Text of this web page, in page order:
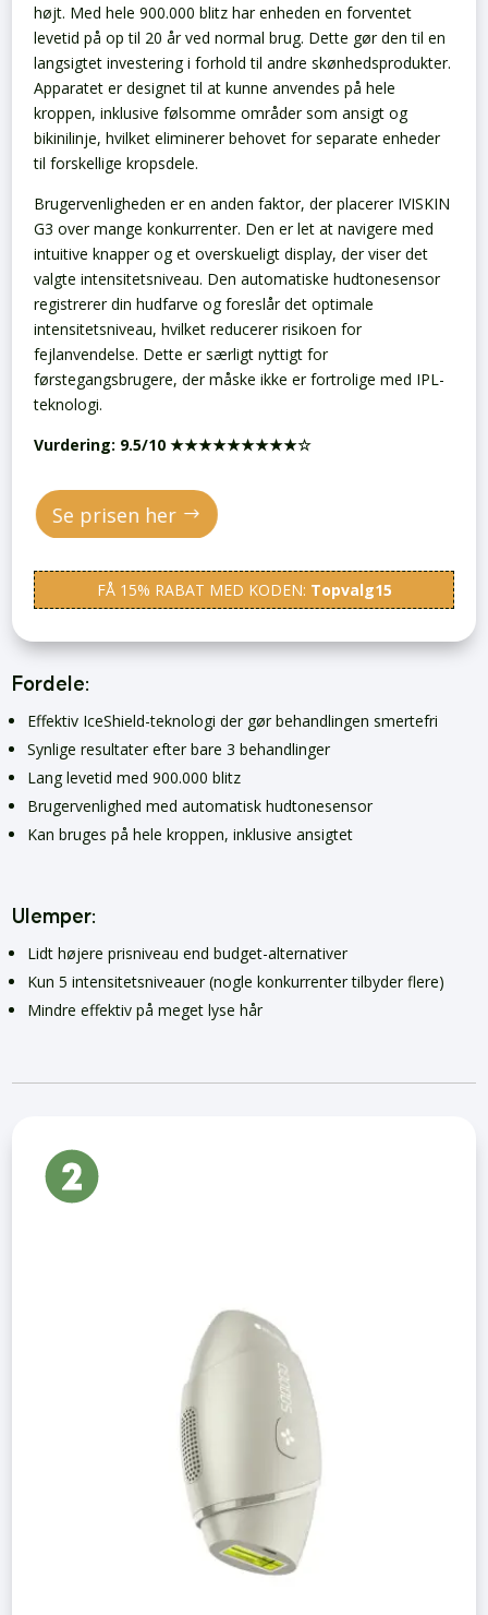
højt. Med hele 900.000 blitz har enheden en forventet
levetid på op til 20 år ved normal brug. Dette gør den til en
langsigtet investering i forhold til andre skønhedsprodukter.
Apparatet er designet til at kunne anvendes på hele
kroppen, inklusive følsomme områder som ansigt og
bikinilinje, hvilket eliminerer behovet for separate enheder
til forskellige kropsdele.
Brugervenligheden er en anden faktor, der placerer IVISKIN
G3 over mange konkurrenter. Den er let at navigere med
intuitive knapper og et overskueligt display, der viser det
valgte intensitetsniveau. Den automatiske hudtonesensor
registrerer din hudfarve og foreslår det optimale
intensitetsniveau, hvilket reducerer risikoen for
fejlanvendelse. Dette er særligt nyttigt for
førstegangsbrugere, der måske ikke er fortrolige med IPL-
teknologi.
Vurdering: 9.5/10 ★★★★★★★★★☆
Se prisen her
FÅ 15% RABAT MED KODEN: Topvalg15
Fordele:
Effektiv IceShield-teknologi der gør behandlingen smertefri
Synlige resultater efter bare 3 behandlinger
Lang levetid med 900.000 blitz
Brugervenlighed med automatisk hudtonesensor
Kan bruges på hele kroppen, inklusive ansigtet
Ulemper:
Lidt højere prisniveau end budget-alternativer
Kun 5 intensitetsniveauer (nogle konkurrenter tilbyder flere)
Mindre effektiv på meget lyse hår